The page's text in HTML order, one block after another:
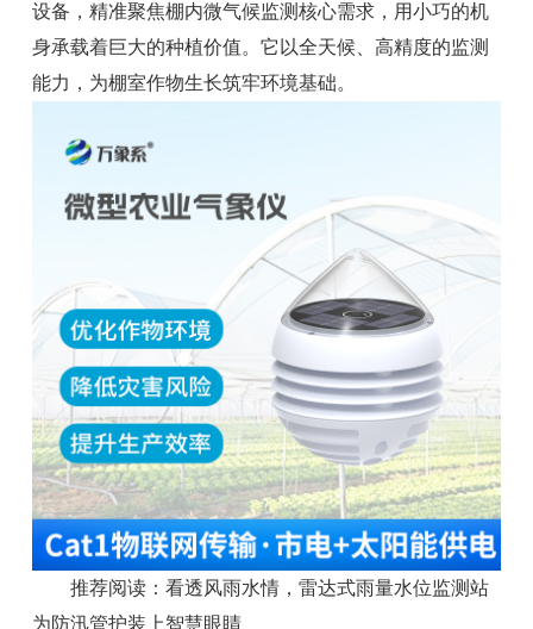
设备，精准聚焦棚内微气候监测核心需求，用小巧的机
身承载着巨大的种植价值。它以全天候、高精度的监测
能力，为棚室作物生长筑牢环境基础。
推荐阅读： 看透风雨水情，雷达式雨量水位监测站
为防汛管护装上智慧眼睛